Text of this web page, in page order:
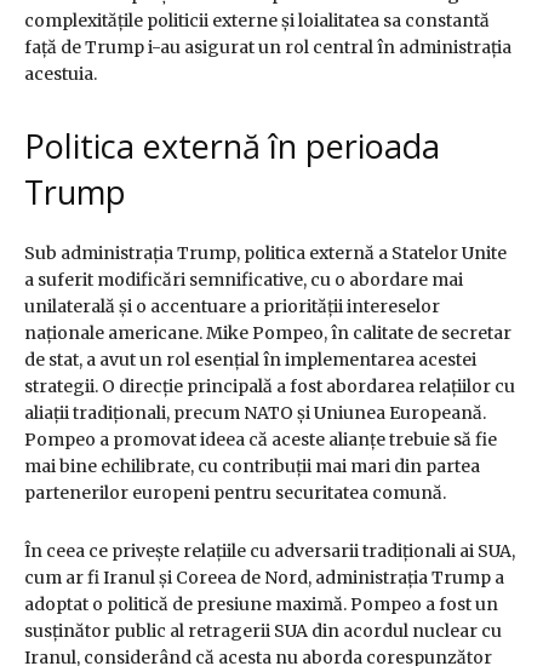
complexitățile politicii externe și loialitatea sa constantă
față de Trump i-au asigurat un rol central în administrația
acestuia.
Politica externă în perioada
Trump
Sub administrația Trump, politica externă a Statelor Unite
a suferit modificări semnificative, cu o abordare mai
unilaterală și o accentuare a priorității intereselor
naționale americane. Mike Pompeo, în calitate de secretar
de stat, a avut un rol esențial în implementarea acestei
strategii. O direcție principală a fost abordarea relațiilor cu
aliații tradiționali, precum NATO și Uniunea Europeană.
Pompeo a promovat ideea că aceste alianțe trebuie să fie
mai bine echilibrate, cu contribuții mai mari din partea
partenerilor europeni pentru securitatea comună.
În ceea ce privește relațiile cu adversarii tradiționali ai SUA,
cum ar fi Iranul și Coreea de Nord, administrația Trump a
adoptat o politică de presiune maximă. Pompeo a fost un
susținător public al retragerii SUA din acordul nuclear cu
Iranul, considerând că acesta nu aborda corespunzător